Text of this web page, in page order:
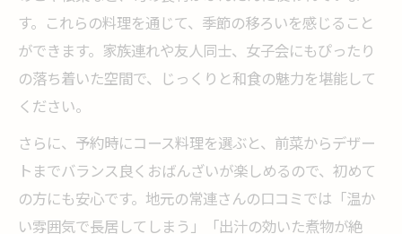
す。これらの料理を通じて、季節の移ろいを感じること
ができます。家族連れや友人同士、女子会にもぴったり
の落ち着いた空間で、じっくりと和食の魅力を堪能して
ください。
さらに、予約時にコース料理を選ぶと、前菜からデザー
トまでバランス良くおばんざいが楽しめるので、初めて
の方にも安心です。地元の常連さんの口コミでは「温か
い雰囲気で長居してしまう」「出汁の効いた煮物が絶